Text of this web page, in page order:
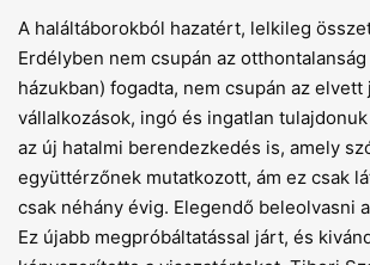
A haláltáborokból hazatért, lelkileg
Erdélyben nem csupán az
házukban) fogadta, nem csupán az elvett
vállalkozások, ingó és ingatlan
az új hatalmi berendezkedés is, amely
együttérzőnek mutatkozott, ám ez csak
csak néhány évig. Elegendő beleolvasni
Ez újabb megpróbáltatással járt, és